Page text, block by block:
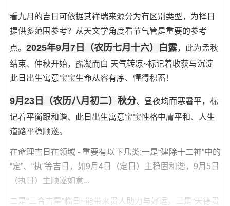
看九月的吉日可依据其祥瑞来源分为有区别类型，为择日
提供多范围参考？从天文学角度看节气管是重要的参考
点。 2025年9月7日（农历七月十六）白露，此为孟秋
结束、仲秋开始，露凝而白 天气转凉~标记着收获与沉淀
此日出生寓意宝宝生命从容有序、懂得积蓄！
9月23日（农历八月初二）秋分、昼夜均而寒暑平，标
记着平衡跟和谐、此日出生寓意宝宝性格中庸平和、人生
道路平稳顺遂。
在命理吉日在领域 - 重要有以下几类:一是“建除十二神”中的
“定”、“执”等吉日，如9月4日（定日）主稳固和谐，9月5日
（执日）主顺遂如意...
二是“三合吉星”临日~能带来贵人助力与好运。三是“天德贵